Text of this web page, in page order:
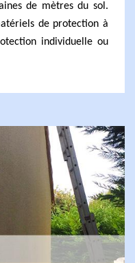
de mètres du sol.
de protection à
individuelle ou